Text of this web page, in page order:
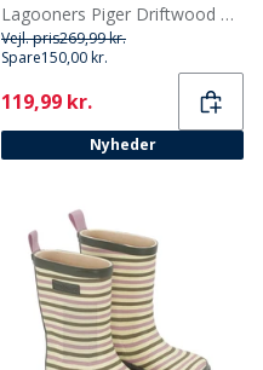
Lagooners Piger Driftwood Hættetrøje Violet
Vejl. pris269,99 kr.
Spare150,00 kr.
Current
119,99 kr.
Nyheder